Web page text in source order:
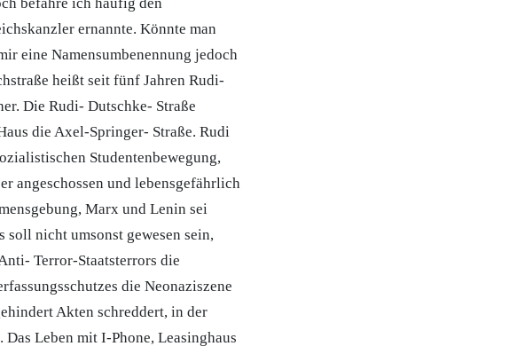
ernannte. Könnte man
eine Namensumbenennung jedoch
heißt seit fünf Jahren Rudi-
Die Rudi- Dutschke- Straße
die Axel-Springer- Straße. Rudi
Studentenbewegung,
angeschossen und lebensgefährlich
Marx und Lenin sei
soll nicht umsonst gewesen sein,
Terror-Staatsterrors die
die Neonaziszene
Akten schreddert, in der
Leben mit I-Phone, Leasinghaus